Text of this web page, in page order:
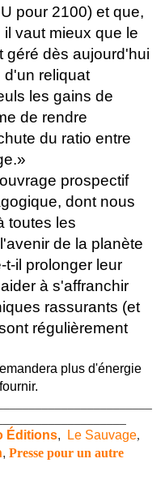
pour 2100) et que,
vaut mieux que le
géré dès aujourd'hui
reliquat
les gains de
de rendre
du ratio entre
prospectif
dont nous
toutes les
de la planète
il prolonger leur
à s'affranchir
rassurants (et
régulièrement
plus d'énergie
Éditions, Le Sauvage,
, Presse pour un autre